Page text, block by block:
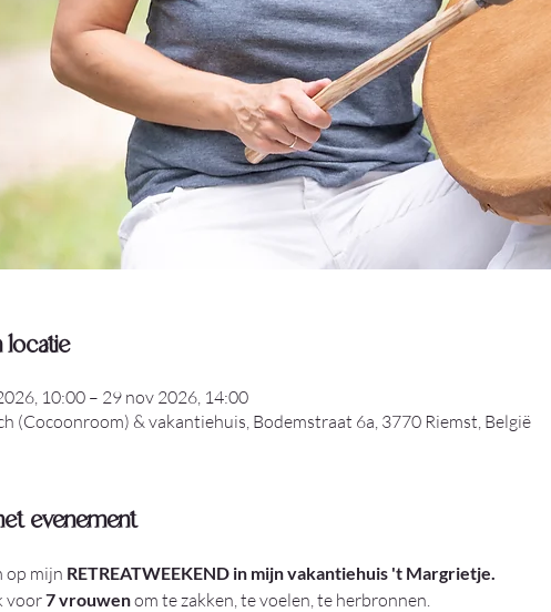
locatie
10:00 – 29 nov 2026, 14:00
(Cocoonroom) & vakantiehuis, Bodemstraat 6a, 3770 Riemst, België
evenement
op mijn RETREATWEEKEND in mijn vakantiehuis 't Margrietje.
voor 7 vrouwen om te zakken, te voelen, te herbronnen.